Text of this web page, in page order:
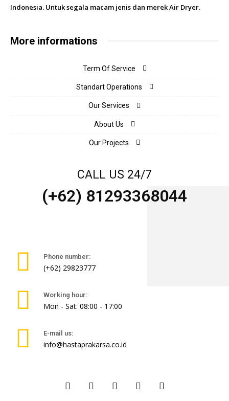
Indonesia. Untuk segala macam jenis dan merek Air Dryer.
More informations
Term Of Service
Standart Operations
Our Services
About Us
Our Projects
CALL US 24/7
(+62) 81293368044
Phone number:
(+62) 29823777
Working hour:
Mon - Sat: 08:00 - 17:00
E-mail us:
info@hastaprakarsa.co.id